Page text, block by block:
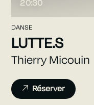
20:30
DANSE
LUTTE.S
Thierry Micouin
Réserver